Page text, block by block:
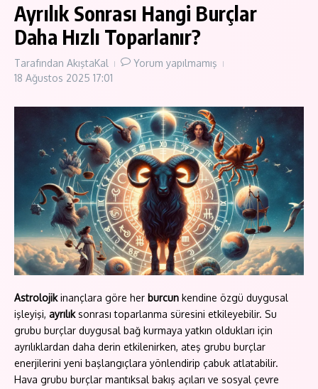
Ayrılık Sonrası Hangi Burçlar
Daha Hızlı Toparlanır?
Tarafından AkıştaKal
Yorum yapılmamış
18 Ağustos 2025 17:01
Astrolojikinançlara göre her burcun kendine özgü duygusal
işleyişi, ayrılıksonrası toparlanma süresini etkileyebilir. Su
grubu burçlar duygusal bağ kurmaya yatkın oldukları için
ayrılıklardan daha derin etkilenirken, ateş grubu burçlar
enerjilerini yeni başlangıçlara yönlendirip çabuk atlatabilir.
Hava grubu burçlar mantıksal bakış açıları ve sosyal çevre